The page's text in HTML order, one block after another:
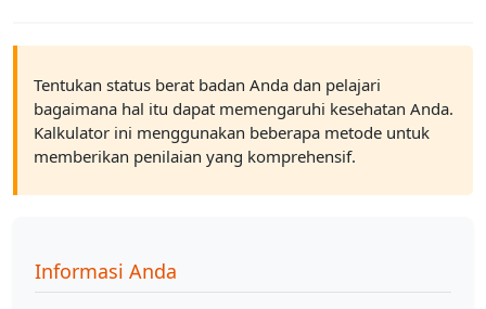
Tentukan status berat badan Anda dan pelajari
bagaimana hal itu dapat memengaruhi kesehatan Anda.
Kalkulator ini menggunakan beberapa metode untuk
memberikan penilaian yang komprehensif.
Informasi Anda